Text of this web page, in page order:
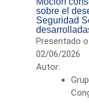
sobre el
Seguridad
Presentado
02/06/2026
Autor: